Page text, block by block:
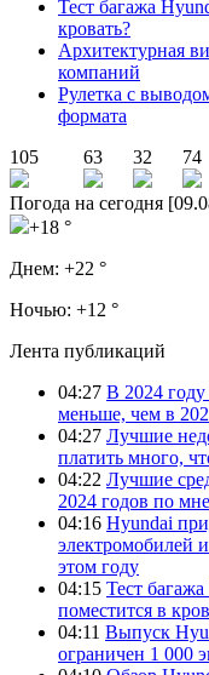
Тест багажа
кровать?
Архитектурная
компаний
Рулетка с
формата
105
63 32 74
Погода на сегодня
+18 °
Днем: +22 °
Ночью: +12 °
Лента публикаций
04:27 В 2024
меньше, чем в
04:27 Лучшие
платить много,
04:22 Лучшие
2024 годов по
04:16 Hyundai
электромобилей
этом году
04:15 Тест
поместится в
04:11 Выпуск
ограничен 1 000